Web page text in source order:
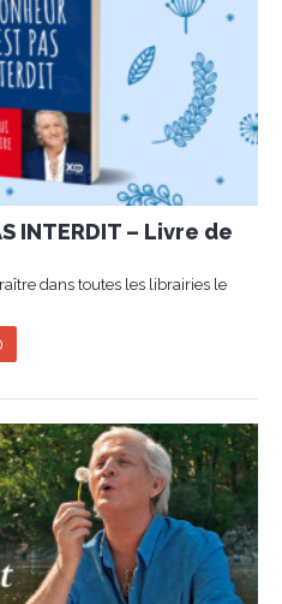
INTERDIT – Livre de
dans toutes les librairies le